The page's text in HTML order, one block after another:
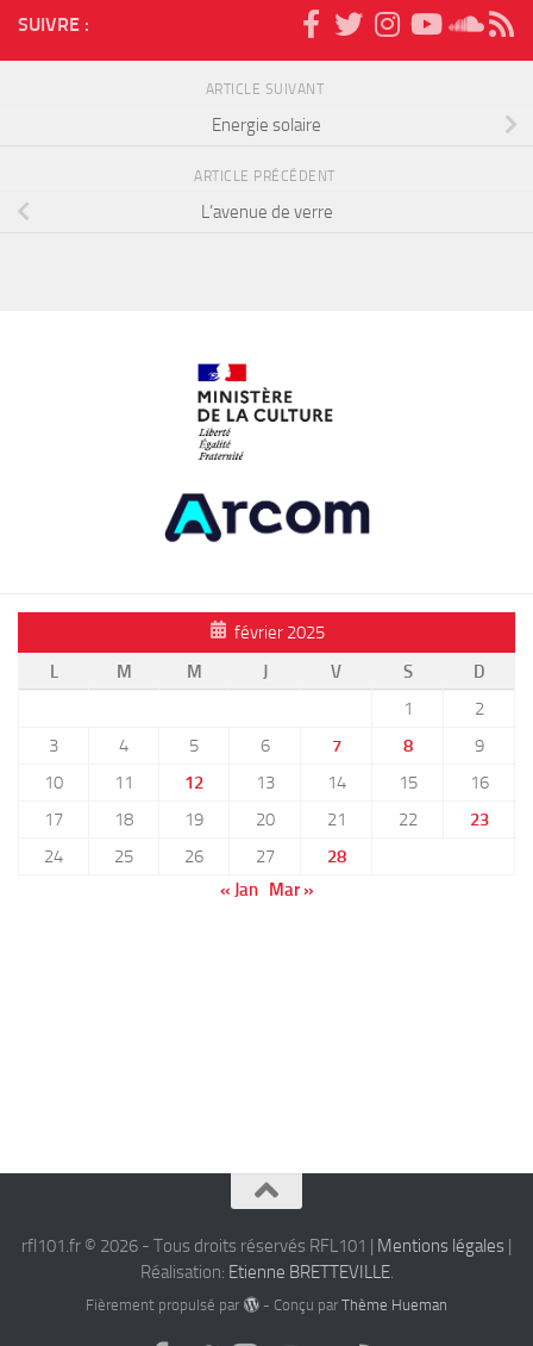
SUIVRE :
ARTICLE SUIVANT
Energie solaire
ARTICLE PRÉCÉDENT
L’avenue de verre
février 2025
L
M M J V S
D
1
2
3
4 5 6 7 8
9
10
11 12 13 14 15
16
17
18 19 20 21 22
23
24
25 26 27
28
« Jan Mar »
rfl101.fr © 2026 - Tous droits réservés RFL101 | Mentions légales |
Réalisation: Etienne BRETTEVILLE.
Fièrement propulsé par - Conçu par Thème Hueman